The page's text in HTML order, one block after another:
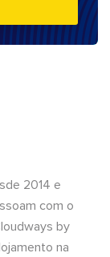
2014 e
com o
by
na